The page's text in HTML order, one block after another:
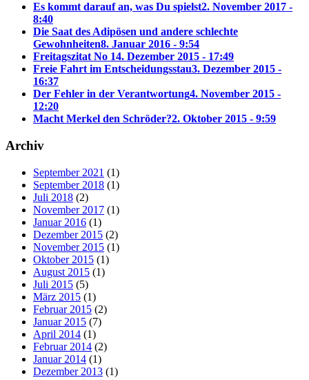
Es kommt darauf an, was Du spielst2. November 2017 -
8:40
Die Saat des Adipösen und andere schlechte
Gewohnheiten8. Januar 2016 - 9:54
Freitagszitat No 14. Dezember 2015 - 17:49
Freie Fahrt im Entscheidungsstau3. Dezember 2015 -
16:37
Der Fehler in der Verantwortung4. November 2015 -
12:20
Macht Merkel den Schröder?2. Oktober 2015 - 9:59
Archiv
September 2021 (1)
September 2018 (1)
Juli 2018 (2)
November 2017 (1)
Januar 2016 (1)
Dezember 2015 (2)
November 2015 (1)
Oktober 2015 (1)
August 2015 (1)
Juli 2015 (5)
März 2015 (1)
Februar 2015 (2)
Januar 2015 (7)
April 2014 (1)
Februar 2014 (2)
Januar 2014 (1)
Dezember 2013 (1)